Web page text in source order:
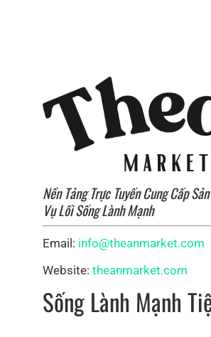
Nền Tảng Trực Tuyến Cung Cấp
Vụ Lối Sống Lành Mạnh
Email: info@theanmarket.com
Website: theanmarket.com
Sống Lành Mạnh